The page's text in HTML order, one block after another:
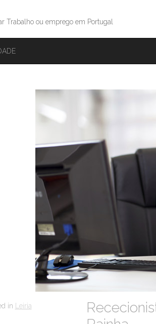
Trabalho ou emprego em Portugal
in Leiria